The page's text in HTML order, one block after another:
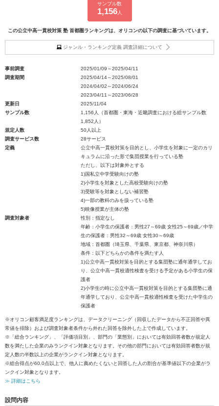
サンプル数
1,156人
この公立中高一貫校対策 塾 首都圏ランキングは、オリコンの以下の調査に基づいています。
ジャンル・ランキング定義 調査詳細について
事前調査
2025/01/09～2025/04/11
調査期間
2025/04/14～2025/08/01
2024/04/02～2024/06/24
2023/04/11～2023/06/28
更新日
2025/11/04
サンプル数
1,156人（首都圏・東海・近畿調査における総サンプル数
1,852人）
規定人数
50人以上
調査サービス数
28サービス
定義
公立中高一貫校対策を目的とし、小学生を対象に一定のカリ
キュラムに沿った形で集団授業を行っている塾
ただし、以下は対象外とする
1)国私立中学受験向けの塾
2)小学生を対象とした高校受験向けの塾
3)受験等を対象としない補習塾
4)一部の教科のみを扱っている塾
5)映像授業が主体の塾
調査対象者
性別：指定なし
年齢：小学生の保護者：男性27～69歳 女性25～69歳／中学
生の保護者：男性32～69歳 女性30～69歳
地域：首都圏（埼玉県、千葉県、東京都、神奈川県）
条件：以下どちらかの条件を満たす人
1)公立中高一貫校対策を目的とする集団塾に通年通学してお
り、公立中高一貫校適性検査を受ける予定がある小学生の保
護者
2)小学生の時に公立中高一貫校対策を目的とする集団塾に通
年通学しており、公立中高一貫校適性検査を受けた中学生の
保護者
※オリコン顧客満足度ランキングは、データクリーニング（回収したデータから不正回答や異
常値を排除）および調査対象者条件から外れた回答を除外した上で作成しています。
※「総合ランキング」、「評価項目別」、部門の「業態別」においては有効回答者数が規定人
数を満たした企業のみランクイン対象となります。その他の部門においては有効回答者数が規
定人数の半数以上の企業がランクイン対象となります。
※総合得点が60.0点以上で、他人に薦めたくないと回答した人の割合が基準値以下の企業がラ
ンクイン対象となります。
≫ 詳細はこちら
設問内容